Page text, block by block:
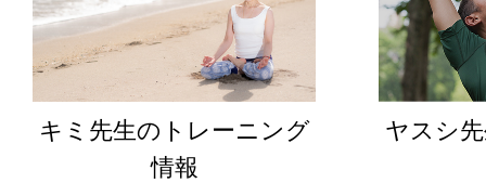
キミ先生のトレーニング
情報
ヤスシ